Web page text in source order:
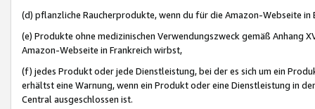
(d) pflanzliche Raucherprodukte, wenn du für die Amazon-Webseite in
(e) Produkte ohne medizinischen Verwendungszweck gemäß Anhang
Amazon-Webseite in Frankreich wirbst,
(f) jedes Produkt oder jede Dienstleistung, bei der es sich um ein
erhältst eine Warnung, wenn ein Produkt oder eine Dienstleistung in
Central ausgeschlossen ist.